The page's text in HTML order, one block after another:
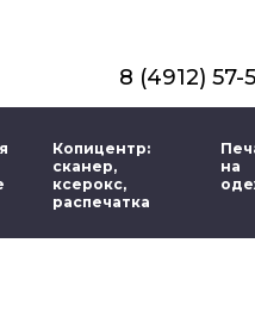
8 (4912) 57-
Копицентр:
сканер,
ксерокс,
распечатка
на